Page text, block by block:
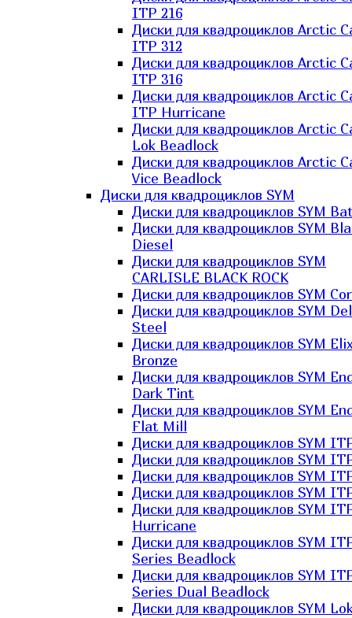
ITP 216
Диски для квадроциклов Arctic
ITP 312
Диски для квадроциклов Arctic
ITP 316
Диски для квадроциклов Arctic
ITP Hurricane
Диски для квадроциклов Arctic
Lok Beadlock
Диски для квадроциклов Arctic
Vice Beadlock
Диски для квадроциклов SYM
Диски для квадроциклов SYM
Диски для квадроциклов SYM
Diesel
Диски для квадроциклов SYM
CARLISLE BLACK ROCK
Диски для квадроциклов SYM
Диски для квадроциклов SYM
Steel
Диски для квадроциклов SYM
Bronze
Диски для квадроциклов SYM
Dark Tint
Диски для квадроциклов SYM
Flat Mill
Диски для квадроциклов SYM
Диски для квадроциклов SYM
Диски для квадроциклов SYM
Диски для квадроциклов SYM
Диски для квадроциклов SYM
Hurricane
Диски для квадроциклов SYM
Series Beadlock
Диски для квадроциклов SYM
Series Dual Beadlock
Диски для квадроциклов SYM